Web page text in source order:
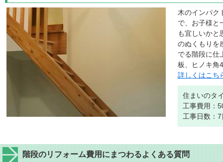
木のインパク
で、お子様と
も宜しいかと
のぬくもりを
でる階段に仕
板、ヒノキ角
詳しくはこち
住まいのタ
工事費用：
工事日数：
階段のリフォーム費用にまつわるよくある質問